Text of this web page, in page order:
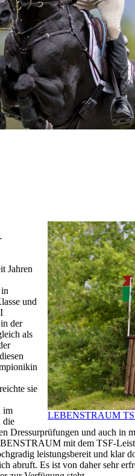
LEBENSTRAUM
Jahren
und
der
als
sie
im
die
Dressurprüfungen und auch in
mit dem TSF-
leistungsbereit und klar
abruft. Es ist von daher sehr